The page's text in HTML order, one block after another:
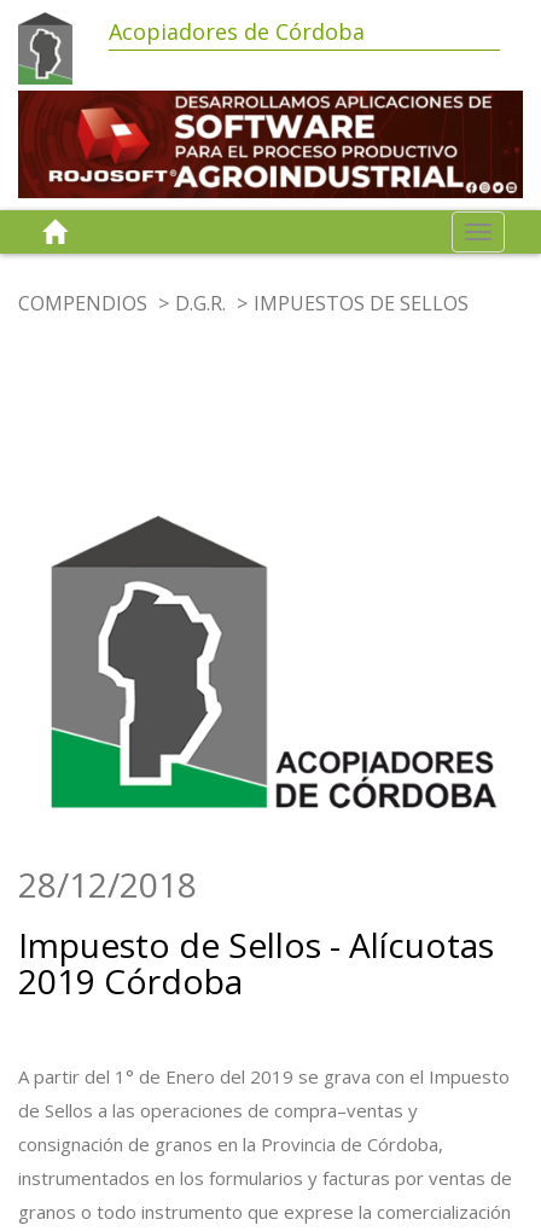
Acopiadores de Córdoba
Toggle
COMPENDIOS D.G.R. IMPUESTOS DE SELLOS
28/12/2018
Impuesto de Sellos - Alícuotas
2019 Córdoba
A partir del 1° de Enero del 2019 se grava con el Impuesto
de Sellos a las operaciones de compra–ventas y
consignación de granos en la Provincia de Córdoba,
instrumentados en los formularios y facturas por ventas de
granos o todo instrumento que exprese la comercialización